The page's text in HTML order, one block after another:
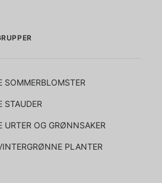
SOMMERBLOMSTER
STAUDER
URTER OG GRØNNSAKER
PLANTER